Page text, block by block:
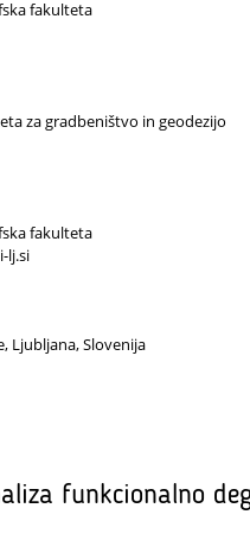
fakulteta
za gradbeništvo in geodezijo
fakulteta
lj.si
Ljubljana, Slovenija
funkcionalno